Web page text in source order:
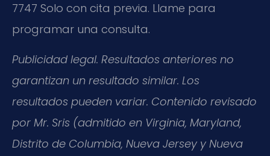
7747 Solo con cita previa. Llame para
programar una consulta.
Publicidad legal. Resultados anteriores no
garantizan un resultado similar. Los
resultados pueden variar. Contenido revisado
por Mr. Sris (admitido en Virginia, Maryland,
Distrito de Columbia, Nueva Jersey y Nueva